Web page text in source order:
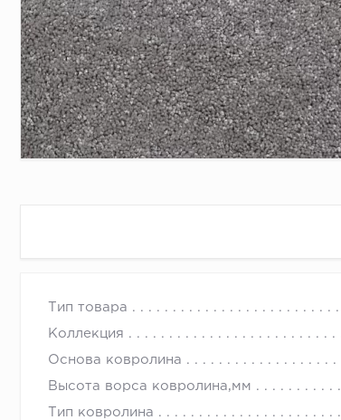
Тип товара
Коллекция
Основа ковролина
Высота ворса ковролина,мм
Тип ковролина